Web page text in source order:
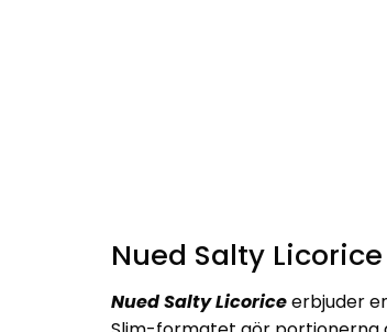
Nued Salty
Nued Salty Licoriceerbjuder